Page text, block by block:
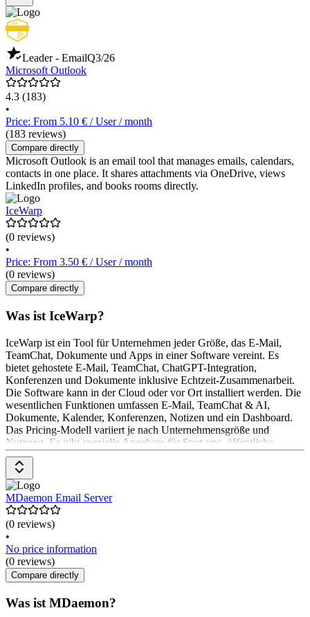
Leader - EmailQ3/26
Microsoft Outlook
4.3 (183)
•
Price: From 5.10 € / User / month
(183 reviews)
Compare directly
Microsoft Outlook is an email tool that manages emails, calendars,
contacts in one place. It shares attachments via OneDrive, views
LinkedIn profiles, and books rooms directly.
IceWarp
(0 reviews)
•
Price: From 3.50 € / User / month
(0 reviews)
Compare directly
Was ist IceWarp?
IceWarp ist ein Tool für Unternehmen jeder Größe, das E-Mail,
TeamChat, Dokumente und Apps in einer Software vereint. Es
bietet gehostete E-Mail, TeamChat, ChatGPT-Integration,
Konferenzen und Dokumente inklusive Echtzeit-Zusammenarbeit.
Die Software kann in der Cloud oder vor Ort installiert werden. Die
wesentlichen Funktionen umfassen E-Mail, TeamChat & AI,
Dokumente, Kalender, Konferenzen, Notizen und ein Dashboard.
Das Pricing-Modell variiert je nach Unternehmensgröße und
Nutzung. Es gibt spezielle Angebote für Start-ups, öffentliche
Einrichtungen, Bildungseinrichtungen und ISPs.
MDaemon Email Server
(0 reviews)
•
No price information
(0 reviews)
Compare directly
Was ist MDaemon?